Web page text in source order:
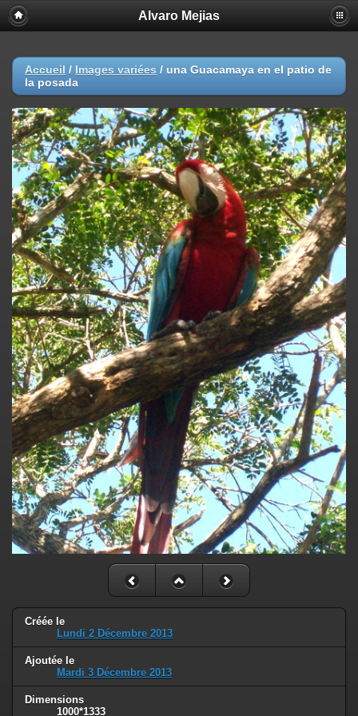
Alvaro Mejias
Accueil / Images variées / una Guacamaya en el patio de
la posada
Créée le
Lundi 2 Décembre 2013
Ajoutée le
Mardi 3 Décembre 2013
Dimensions
1000*1333